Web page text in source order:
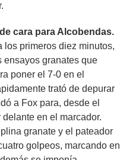
cara para Alcobendas.
los primeros diez minutos,
ensayos granates que
poner el 7-0 en el
trató de depurar
a Fox para, desde el
en el marcador.
granate y el pateador
golpeos, marcando en